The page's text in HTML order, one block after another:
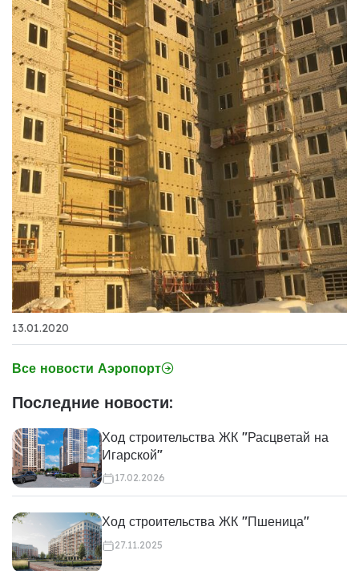
13.01.2020
Все новости Аэропорт
Последние новости:
Ход строительства ЖК "Расцветай на
Игарской"
17.02.2026
Ход строительства ЖК "Пшеница"
27.11.2025